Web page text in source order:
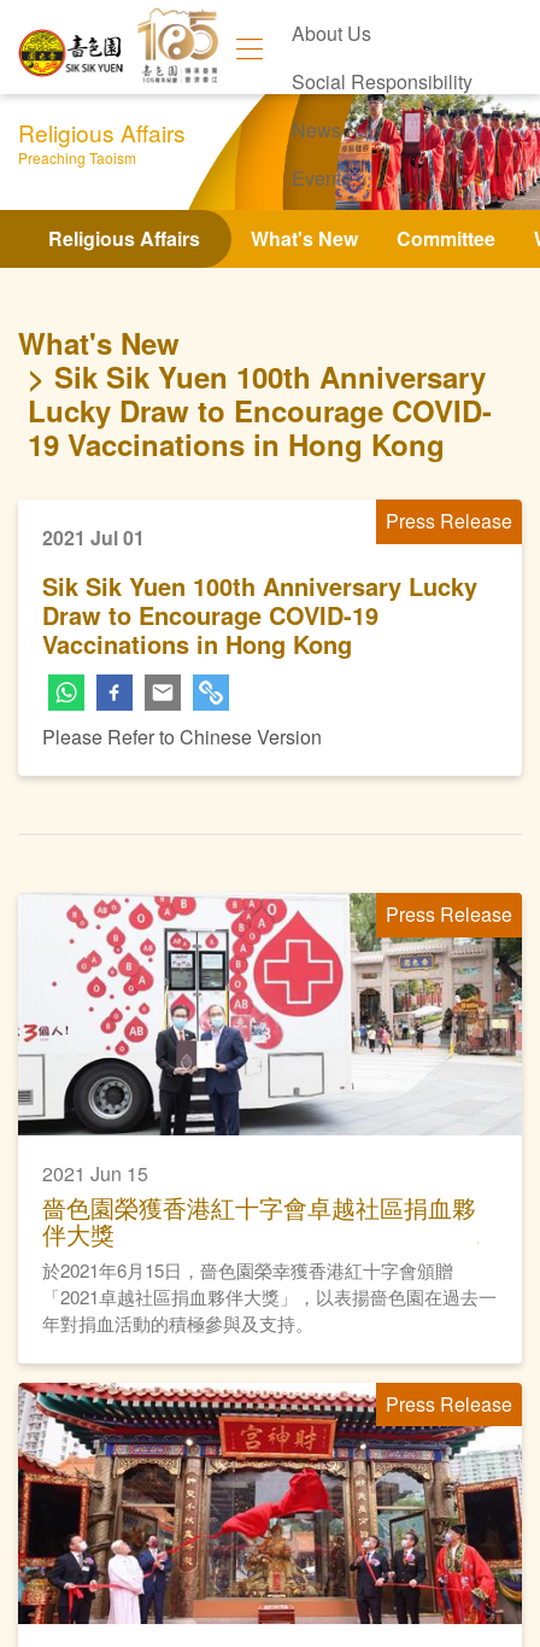
About Us
Social Responsibility
News
Events
Contact Us
Religious Affairs
Preaching Taoism
Religious Affairs What's New Committee
What's New
Sik Sik Yuen 100th Anniversary
Lucky Draw to Encourage COVID-
19 Vaccinations in Hong Kong
Press Release
2021 Jul 01
Sik Sik Yuen 100th Anniversary Lucky
Draw to Encourage COVID-19
Vaccinations in Hong Kong
Please Refer to Chinese Version
Press Release
2021 Jun 15
嗇色園榮獲香港紅十字會卓越社區捐血夥
伴大獎
於2021年6月15日，嗇色園榮幸獲香港紅十字會頒贈
「2021卓越社區捐血夥伴大獎」，以表揚嗇色園在過去一
年對捐血活動的積極參與及支持。
Press Release